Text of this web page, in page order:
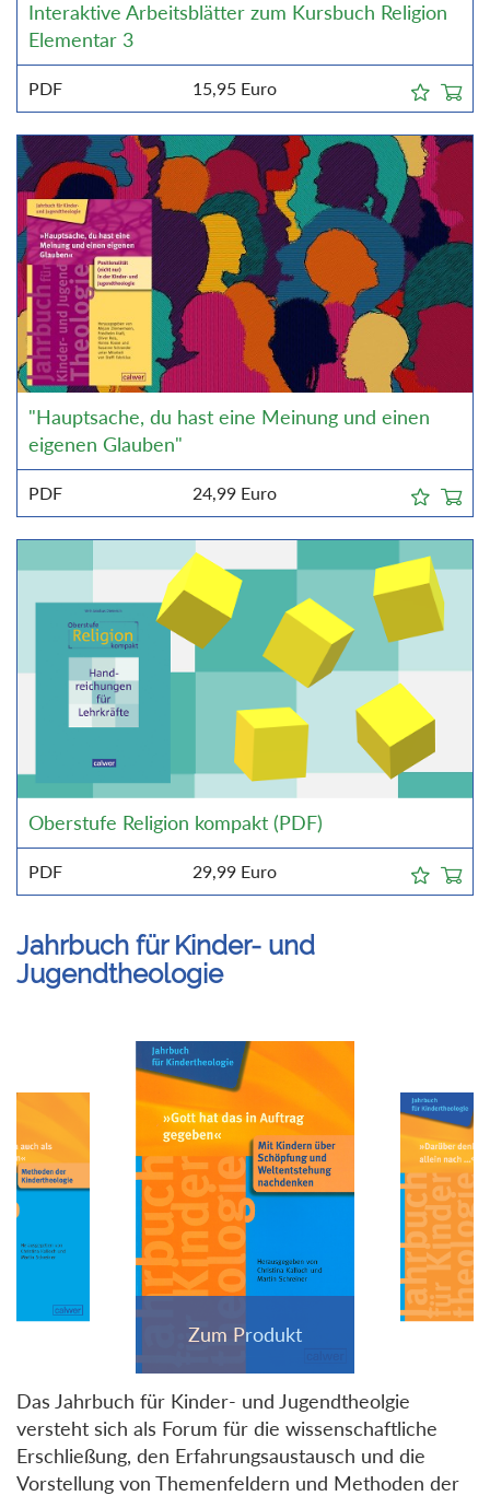
Interaktive Arbeitsblätter zum Kursbuch Religion
Elementar 3
PDF 15,95 Euro
"Hauptsache, du hast eine Meinung und einen
eigenen Glauben"
PDF 24,99 Euro
Oberstufe Religion kompakt (PDF)
PDF 29,99 Euro
Jahrbuch für Kinder- und
Jugendtheologie
Das Jahrbuch für Kinder- und Jugendtheolgie
versteht sich als Forum für die wissenschaftliche
Erschließung, den Erfahrungsaustausch und die
Vorstellung von Themenfeldern und Methoden der